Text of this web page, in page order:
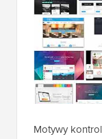
Motywy